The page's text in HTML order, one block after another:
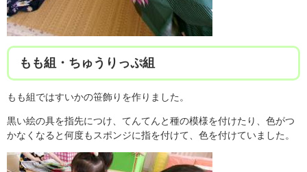
もも組・ちゅうりっぷ組
もも組ではすいかの笹飾りを作りました。
黒い絵の具を指先につけ、てんてんと種の模様を付けたり、色がつ
かなくなると何度もスポンジに指を付けて、色を付けていました。